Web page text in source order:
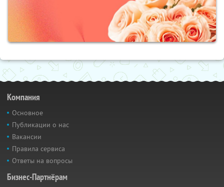
Компания
Основное
Публикации о нас
Вакансии
Правила сервиса
Ответы на вопросы
Бизнес-Партнёрам